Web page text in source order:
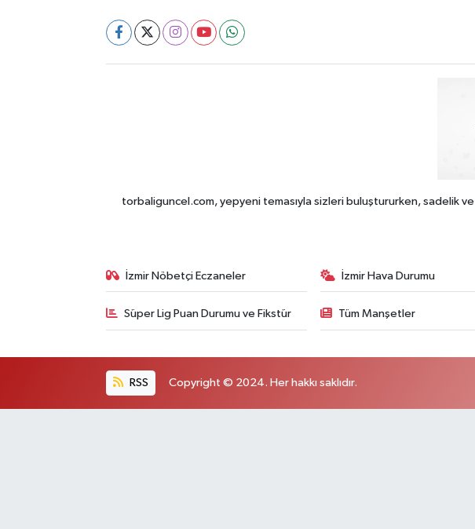
torbaliguncel.com, yepyeni temasıyla sizleri buluştururken, sadelik
İzmir Nöbetçi Eczaneler İzmir Hava Durumu
Süper Lig Puan Durumu ve Fikstür Tüm Manşetler
RSS Copyright © 2024. Her hakkı saklıdır.